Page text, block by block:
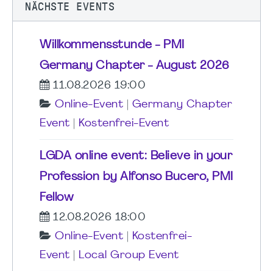
NÄCHSTE EVENTS
Willkommensstunde - PMI
Germany Chapter - August 2026
11.08.2026 19:00
Online-Event
Germany Chapter
Event
Kostenfrei-Event
LGDA online event: Believe in your
Profession by Alfonso Bucero, PMI
Fellow
12.08.2026 18:00
Online-Event
Kostenfrei-
Event
Local Group Event